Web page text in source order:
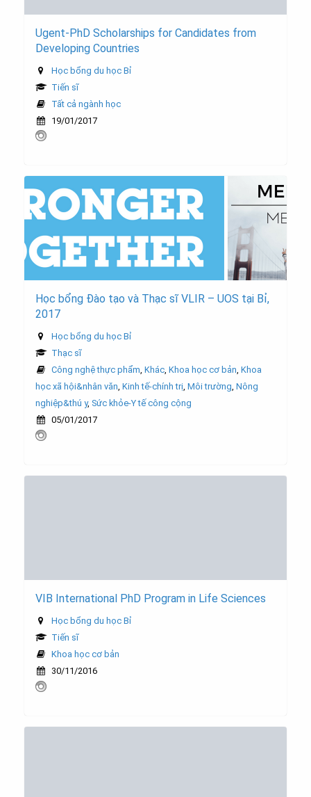
Ugent-PhD Scholarships for Candidates from
Developing Countries
Học bổng du học Bỉ
Tiến sĩ
Tất cả ngành học
19/01/2017
Học bổng Đào tạo và Thạc sĩ VLIR – UOS tại Bỉ,
2017
Học bổng du học Bỉ
Thạc sĩ
Công nghệ thực phẩm, Khác, Khoa học cơ bản, Khoa
học xã hội&nhân văn, Kinh tế-chính trị, Môi trường, Nông
nghiệp&thú y, Sức khỏe-Y tế công cộng
05/01/2017
VIB International PhD Program in Life Sciences
Học bổng du học Bỉ
Tiến sĩ
Khoa học cơ bản
30/11/2016